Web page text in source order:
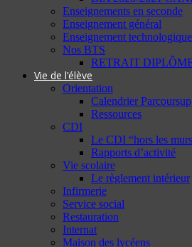
Enseignements en seconde
Enseignement général
Enseignement technologique
Nos BTS
RETRAIT
Vie de l’élève
Orientation
Calendrier Parcoursup
Ressources
CDI
Le CDI “hors les
Rapports d’activité
Vie scolaire
Le règlement intérieur
Infirmerie
Service social
Restauration
Internat
Maison des lycéens